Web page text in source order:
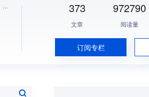
373
文章
972790
阅读量
订阅专栏